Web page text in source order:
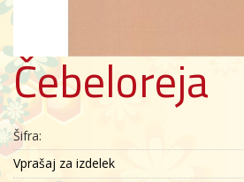
Čebeloreja
Šifra:
Vprašaj za izdelek